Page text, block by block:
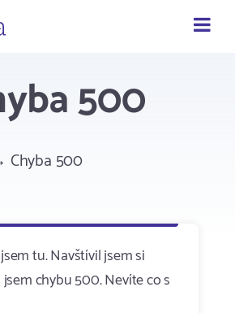
500
500
tu. Navštívil jsem si
chybu 500. Nevíte co s